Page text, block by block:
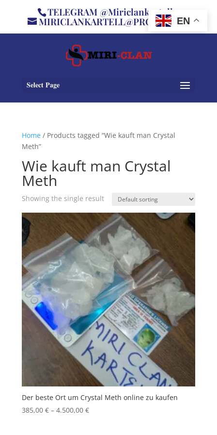
TELEGRAM @Miriclankartell
MIRICLANKARTELL@PROTON.ME
Select Page
Home/ Products tagged “Wie kauft man Crystal
Meth”
Wie kauft man Crystal
Meth
Showing the single result
Der beste Ort um Crystal Meth online zu kaufen
385,00 € – 4.500,00 €Price
EN